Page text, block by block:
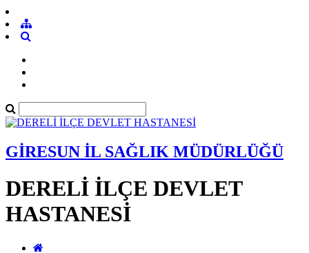
GİRESUN İL SAĞLIK MÜDÜRLÜĞÜ
DERELİ İLÇE DEVLET
HASTANESİ